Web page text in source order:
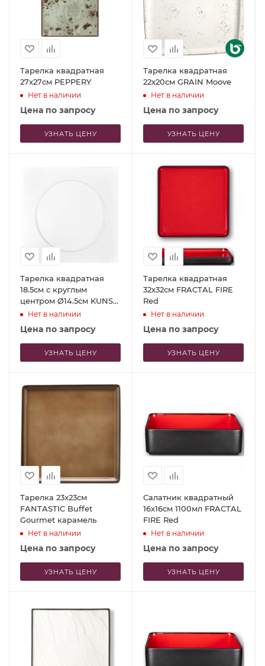
Тарелка квадратная
27x27см PEPPERY
Нет в наличии
Цена по запросу
УЗНАТЬ ЦЕНУ
Тарелка квадратная
22x20см GRAIN Moove
Нет в наличии
Цена по запросу
УЗНАТЬ ЦЕНУ
Тарелка квадратная
18.5см с круглым
центром Ø14.5см KUNST
WERK
Нет в наличии
Цена по запросу
УЗНАТЬ ЦЕНУ
Тарелка квадратная
32x32см FRACTAL FIRE
Red
Нет в наличии
Цена по запросу
УЗНАТЬ ЦЕНУ
Тарелка 23x23см
FANTASTIC Buffet
Gourmet карамель
Нет в наличии
Цена по запросу
УЗНАТЬ ЦЕНУ
Салатник квадратный
16x16см 1100мл FRACTAL
FIRE Red
Нет в наличии
Цена по запросу
УЗНАТЬ ЦЕНУ